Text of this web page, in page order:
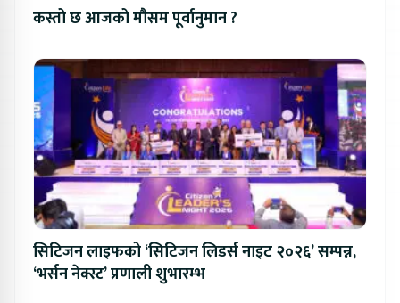
कस्तो छ आजको मौसम पूर्वानुमान ?
सिटिजन लाइफको ‘सिटिजन लिडर्स नाइट २०२६’ सम्पन्न,
‘भर्सन नेक्स्ट’ प्रणाली शुभारम्भ